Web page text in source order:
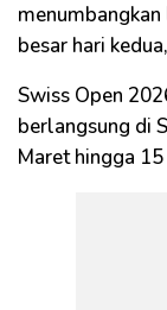
besar hari
Swiss Open
berlangsung di
Maret hingga